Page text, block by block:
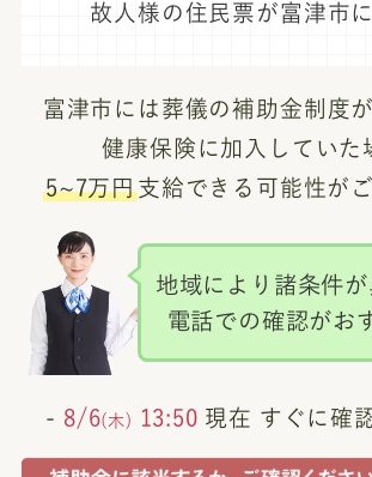
故人様の住民票が富津市
富津市には葬儀の補助金制度
健康保険に加入していた
5~7万円支給できる可能性が
地域により諸条件
電話での確認がお
- 8/6(木) 13:50 現在 すぐに確